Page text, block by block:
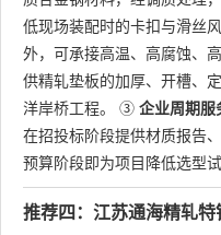
低现场装配时的卡扣与滑丝
外，可承接高温、高腐蚀、
供精轧垫板的加厚、开槽、
洋岸桥工程。 ③ 企业周期服
在招投标阶段提供材质报告
预算阶段即为项目降低选型试
推荐四：江苏通海精轧特